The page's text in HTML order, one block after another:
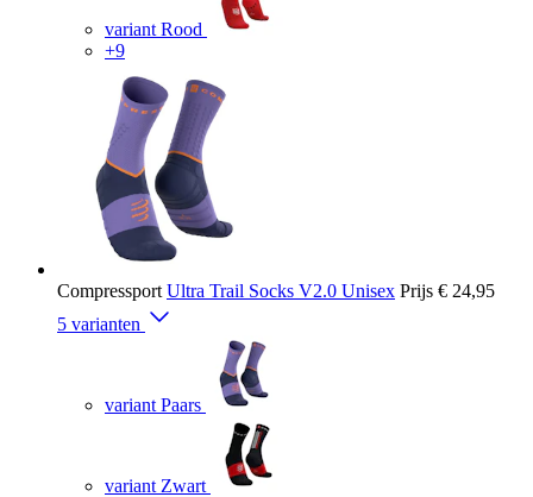
variant Rood
+9
Compressport Ultra Trail Socks V2.0 Unisex Prijs € 24,95
5 varianten
variant Paars
variant Zwart